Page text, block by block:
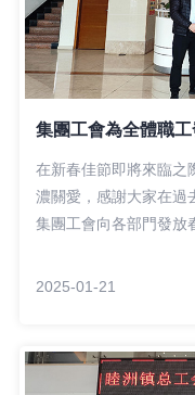
集團工會為全體職工
在新春佳節即將來臨之
濃關愛，感謝大家在過
集團工會向各部門發放
2025-01-21